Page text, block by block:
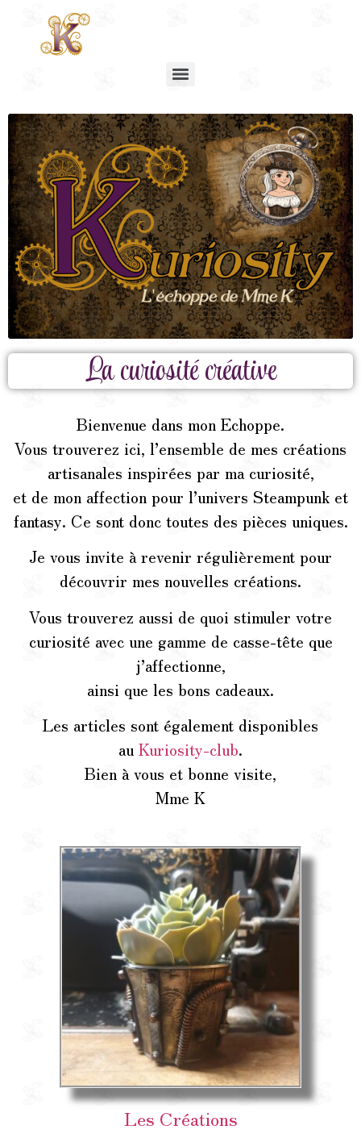
La curiosité créative
Bienvenue dans mon Echoppe.
Vous trouverez ici, l’ensemble de mes créations
artisanales inspirées par ma curiosité,
et de mon affection pour l’univers Steampunk et
fantasy. Ce sont donc toutes des pièces uniques.
Je vous invite à revenir régulièrement pour
découvrir mes nouvelles créations.
Vous trouverez aussi de quoi stimuler votre
curiosité avec une gamme de casse-tête que
j’affectionne,
ainsi que les bons cadeaux.
Les articles sont également disponibles
au Kuriosity-club.
Bien à vous et bonne visite,
Mme K
Les Créations